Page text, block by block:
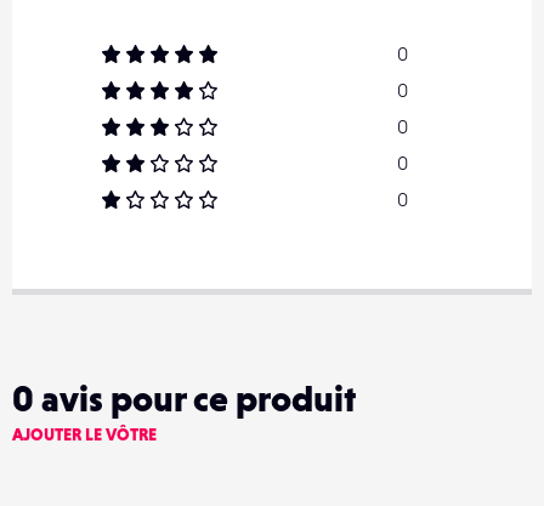
0
0
0
0
0
0 avis pour ce produit
AJOUTER LE VÔTRE